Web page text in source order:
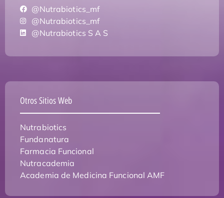
@Nutrabiotics_mf
@Nutrabiotics_mf
@Nutrabiotics S A S
Otros Sitios Web
Nutrabiotics
Fundanatura
Farmacia Funcional
Nutracademia
Academia de Medicina Funcional AMF